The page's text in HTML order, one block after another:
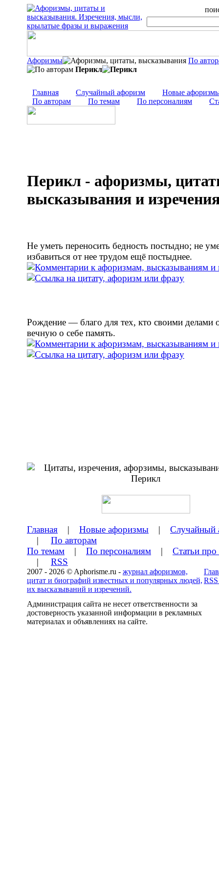
Афоризмы
По
Перикл
Главная Случайный афоризм
Новые
По авторам
По темам По персоналиям
Перикл - афоризмы,
высказывания и
Не уметь переносить бедность постыдно; не
избавиться от нее трудом ещё постыднее.
Рождение — благо для тех, кто своими делами
вечную о себе память.
Главная | Новые афоризмы | Случайный
| По авторам
По темам | По персоналиям | Статьи
| RSS
2007 - 2026 © Aphorisme.ru - журнал афоризмов,
цитат и биографий известных и популярных людей,
их высказываний и изречений.
Администрация сайта не несет ответственности за
достоверность указанной информации в рекламных
материалах и объявлениях на сайте.